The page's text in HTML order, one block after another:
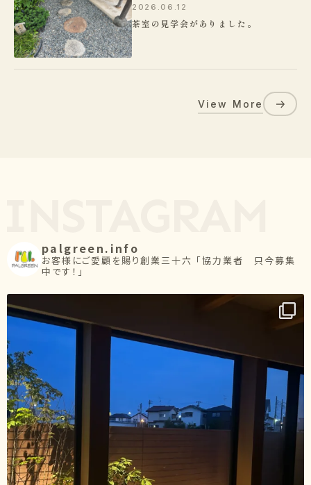
2026.06.12
茶室の見学会がありました。
View More
palgreen.info
お客様にご愛顧を賜り創業三十六 「協力業者 只今募集
中です！」